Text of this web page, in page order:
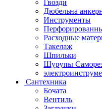
Гвозди
Дюбельна
Инструменты
Расходные
Такелаж
Шпильки
Шурупы
Сантехника
Бочата
Вентиль